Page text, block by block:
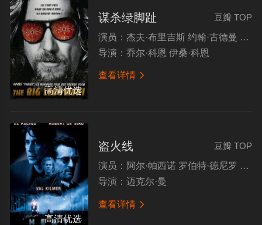
高清优选
豆瓣 TOP
谋杀绿脚趾
演员： 杰夫·布里吉斯 约翰·古德曼 朱丽安·摩尔 史蒂夫·布西密
导演： 乔尔·科恩 伊桑·科恩
查看详情 
高清优选
豆瓣 TOP
盗火线
演员： 阿尔·帕西诺 罗伯特·德尼罗 方·基默 强·沃特
导演： 迈克尔·曼
查看详情 